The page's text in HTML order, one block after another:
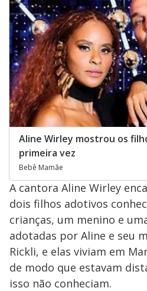
Aline Wirley mostrou os
primeira vez
Bebê Mamãe
A cantora Aline Wirley
dois filhos adotivos
crianças, um menino e
adotadas por Aline e seu
Rickli, e elas viviam em
de modo que estavam
isso não conheciam.